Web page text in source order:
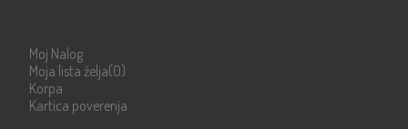
Moj Nalog
Moja lista želja(0)
Korpa
Kartica poverenja